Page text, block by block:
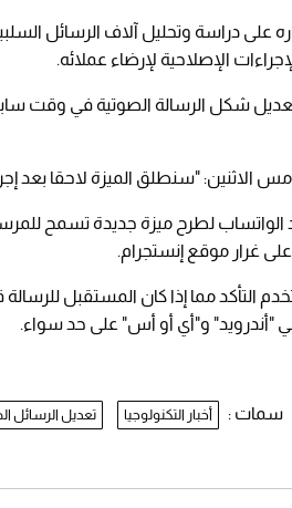
على دراسة وتحليل آلاف الرسائل
الإصلاحية لإرضاء عملائه.
شكل الرسالة الصوتية في وقت
"سنطلق الميزة لاحقا بعد
لطرح ميزة جديدة تسمح
غرار موقع إنستجرام.
التأكد مما إذا كان المستقبل
"أندرويد" و"أي أو أس" على حد سواء.
سمات : أخبار التكنولوجيا تعديل الرسائل